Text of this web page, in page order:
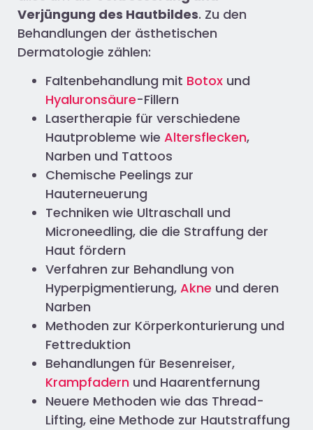
Verjüngung des Hautbildes. Zu den
Behandlungen der ästhetischen
Dermatologie zählen:
Faltenbehandlung mit Botox und
Hyaluronsäure-Fillern
Lasertherapie für verschiedene
Hautprobleme wie Altersflecken,
Narben und Tattoos
Chemische Peelings zur
Hauterneuerung
Techniken wie Ultraschall und
Microneedling, die die Straffung der
Haut fördern
Verfahren zur Behandlung von
Hyperpigmentierung, Akne und deren
Narben
Methoden zur Körperkonturierung und
Fettreduktion
Behandlungen für Besenreiser,
Krampfadern und Haarentfernung
Neuere Methoden wie das Thread-
Lifting, eine Methode zur Hautstraffung